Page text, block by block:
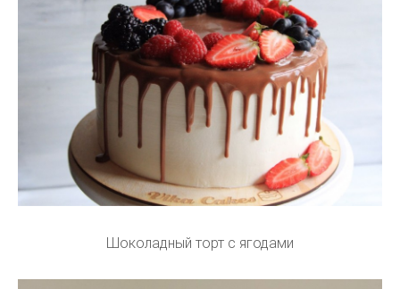
Шоколадный торт с ягодами